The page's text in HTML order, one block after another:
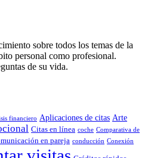
sobre todos los temas de la
personal como profesional.
de su vida.
financiero Aplicaciones de citas Arte
Citas en línea coche Comparativa de
en pareja conducción Conexión